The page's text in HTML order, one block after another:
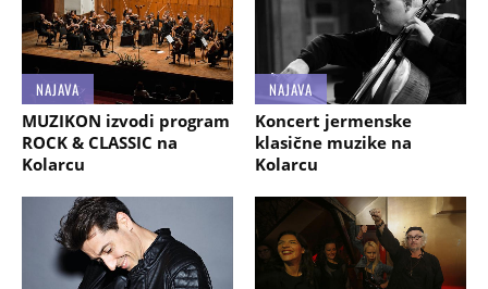
NAJAVA
MUZIKON izvodi program
ROCK & CLASSIC na
Kolarcu
NAJAVA
Koncert jermenske
klasične muzike na
Kolarcu